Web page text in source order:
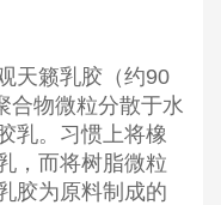
天籁乳胶（约90
合物微粒分散于水
乳。习惯上将橡
，而将树脂微粒
胶为原料制成的